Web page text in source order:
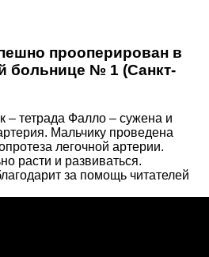
прооперирован в
больнице № 1 (Санкт-
тетрада Фалло – сужена и
Мальчику проведена
легочной артерии.
расти и развиваться.
за помощь читателей